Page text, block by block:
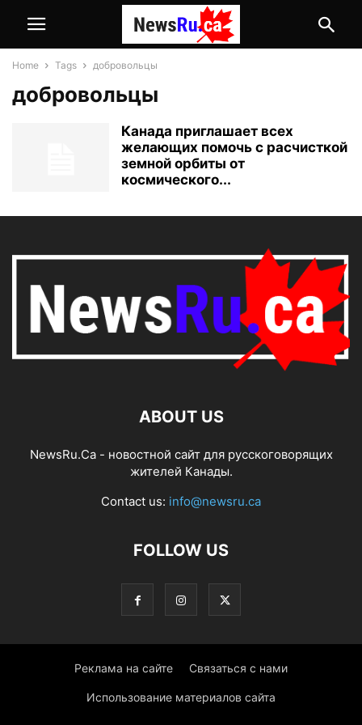
Home Tags добровольцы
добровольцы
Канада приглашает всех
желающих помочь с расчисткой
земной орбиты от
космического...
ABOUT US
NewsRu.Ca - новостной сайт для русскоговорящих
жителей Канады.
Contact us: info@newsru.ca
FOLLOW US
Реклама на сайте Связаться с нами
Использование материалов сайта